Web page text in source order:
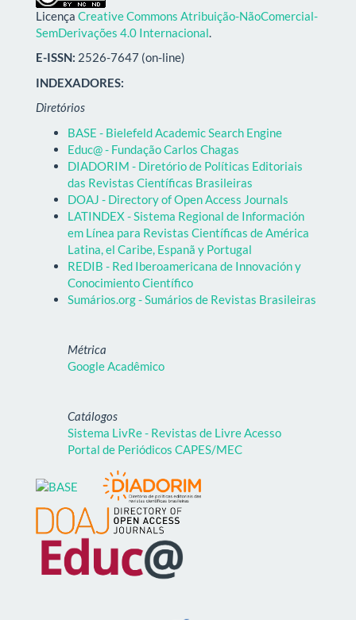
Licença Creative Commons Atribuição-NãoComercial-
SemDerivações 4.0 Internacional.
E-ISSN: 2526-7647 (on-line)
INDEXADORES:
Diretórios
BASE - Bielefeld Academic Search Engine
Educ@ - Fundação Carlos Chagas
DIADORIM - Diretório de Políticas Editoriais
das Revistas Científicas Brasileiras
DOAJ - Directory of Open Access Journals
LATINDEX - Sistema Regional de Información
em Línea para Revistas Científicas de América
Latina, el Caribe, Espanã y Portugal
REDIB - Red Iberoamericana de Innovación y
Conocimiento Científico
Sumários.org - Sumários de Revistas Brasileiras
Métrica
Google Acadêmico
Catálogos
Sistema LivRe - Revistas de Livre Acesso
Portal de Periódicos CAPES/MEC